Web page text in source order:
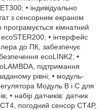
• індивідуально
з сенсорним екраном
програмується кімнатний
• інтерфейс
до ПК, забезпечує
ecoLINK2; •
підтримання
рівні; • модуль-
Модуль B і C для
• набір датчиків: датчик
погодний сенсор CT4P,